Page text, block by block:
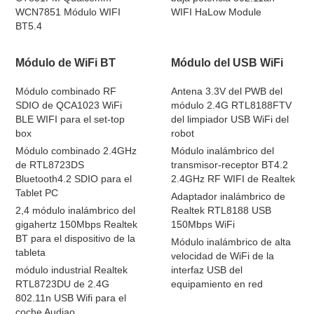
WCN7851 Módulo WIFI
BT5.4
WIFI HaLow Module
Módulo de WiFi BT
Módulo combinado RF
SDIO de QCA1023 WiFi
BLE WIFI para el set-top
box
Módulo combinado 2.4GHz
de RTL8723DS
Bluetooth4.2 SDIO para el
Tablet PC
2,4 módulo inalámbrico del
gigahertz 150Mbps Realtek
BT para el dispositivo de la
tableta
módulo industrial Realtek
RTL8723DU de 2.4G
802.11n USB Wifi para el
Módulo del USB WiFi
Antena 3.3V del PWB del
módulo 2.4G RTL8188FTV
del limpiador USB WiFi del
robot
Módulo inalámbrico del
transmisor-receptor BT4.2
2.4GHz RF WIFI de Realtek
Adaptador inalámbrico de
Realtek RTL8188 USB
150Mbps WiFi
Módulo inalámbrico de alta
velocidad de WiFi de la
interfaz USB del
equipamiento en red